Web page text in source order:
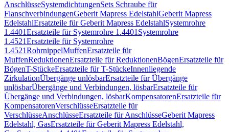
AnschlüsseSystemdichtungenSets Schraube für
FlanschverbindungenGeberit Mapress EdelstahlGeberit Mapress
EdelstahlErsatzteile für Geberit Mapress EdelstahlSystemrohre
1.4401Ersatzteile für Systemrohre 1.4401 Systemrohre
1.4521Ersatzteile für Systemrohre
1.4521RohrnippelMuffenErsatzteile für
MuffenReduktionenErsatzteile für ReduktionenBögenErsatzteile für
BögenT-StückeErsatzteile für T-StückeInnenliegende
ZirkulationÜbergänge unlösbarErsatzteile für Übergänge
unlösbarÜbergänge und Verbindungen, lösbarErsatzteile für
Übergänge und Verbindungen, lösbarKompensatorenErsatzteile für
KompensatorenVerschlüsseErsatzteile für
VerschlüsseAnschlüsseErsatzteile für AnschlüsseGeberit Mapress
Edelstahl, GasErsatzteile für Geberit Mapress Edelstahl,